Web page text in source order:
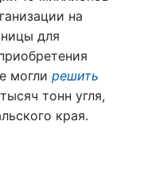
на
для
могли решить
тонн угля,
края.